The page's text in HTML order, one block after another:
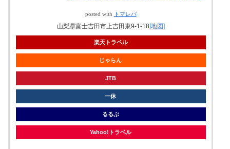
posted with トマレバ
山梨県富士吉田市上吉田東9-1-18[地図]
楽天トラベル
じゃらん
JTB
一休
るるぶ
Yahoo!トラベル